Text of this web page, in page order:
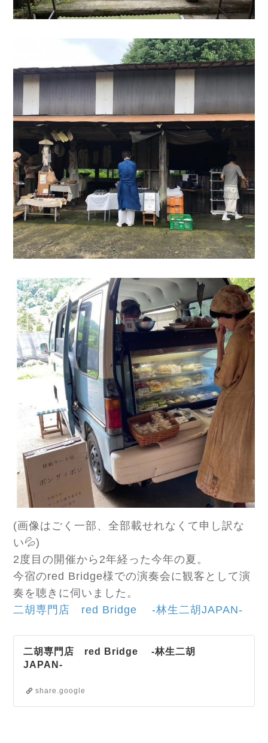
(画像はごく一部、全部載せれなくて申し訳な
い💦)
2度目の開催から2年経った今年の夏。
今宿のred Bridge様での演奏会に観客として演
奏を聴きに伺いました。
二胡専門店 red Bridge -林生二胡JAPAN-
二胡専門店 red Bridge -林生二胡
JAPAN-
share.google